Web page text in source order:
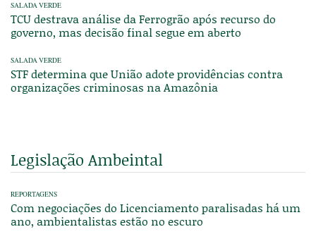
SALADA VERDE
TCU destrava análise da Ferrogrão após recurso do
governo, mas decisão final segue em aberto
SALADA VERDE
STF determina que União adote providências contra
organizações criminosas na Amazônia
Legislação Ambeintal
REPORTAGENS
Com negociações do Licenciamento paralisadas há um
ano, ambientalistas estão no escuro